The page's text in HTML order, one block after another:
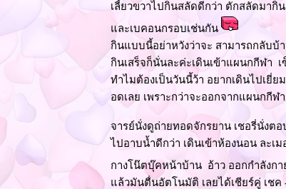
เลี้ยวขวาไปกินสลัดดีกว่า ตักสลัดมา
ละเบคอนกรอบเช่นกัน
กินแบบนี้อย่าหวังว่าจะ สามารถกลับบ้
กินเสร็จก็นั่นละค่ะเดินเข้าแผนกกีฬา
ทำไมต้องเป็นวันนี้ว้า อยากเดินไปเยี่
อดเลย เพราะกว่าจะออกจากแผนกกีฬ
จารย์นั่งดูถ่ายทอดจักรยาน เชอรี่นั่งต
ไปอาบน้ำดีกว่า เดินเข้าห้องนอน ละเ
กางโน๊ตบุ๊คหน้าบ้าน อ้าว ออกกำลังกา
ล้วมันตื่นอัตโนมัติ เลยได้เชียร์คู่ เช